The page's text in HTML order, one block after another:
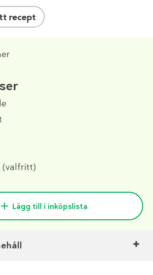
recept
(valfritt)
Lägg till i inköpslista